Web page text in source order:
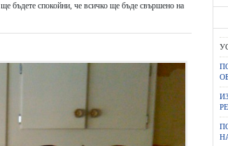
бъдете спокойни, че всичко ще бъде свършено на